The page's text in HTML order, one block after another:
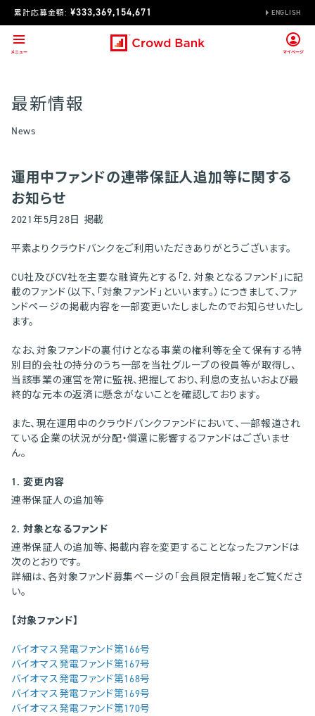
累計応募金額: ¥333,369,154,671 ENGLISH
最新情報
News
運用中ファンドの連帯保証人追加等に関する
お知らせ
2021年5月28日 掲載
平素よりクラウドバンクをご利用いただきありがとうございます。
CU社及びCV社を主要な融資先とする「2. 対象となるファンド」に記
載のファンド（以下、「対象ファンド」といいます。）につきまして、ファ
ンドページの掲載内容を一部変更いたしましたのでお知らせいたし
ます。
なお、対象ファンドの裏付けとなる事業の権利等を全て保有する特
別目的会社の持分のうち一部を当社グループの役員等が取得し、
当該事業の運営を常に監視、把握しており、利息の支払いおよび最
終的な元本の返済に懸念がないことを確認しております。
また、現在運用中のクラウドバンクファンドにおいて、一部報道され
ている企業の状況が分配・償還に影響するファンドはございませ
ん。
1. 変更内容
連帯保証人の追加等
2. 対象となるファンド
連帯保証人の追加等、掲載内容を変更することとなったファンドは
次のとおりです。
詳細は、各対象ファンド募集ページの「会員限定情報」をご覧くださ
い。
【対象ファンド】
バイオマス発電ファンド第166号
バイオマス発電ファンド第167号
バイオマス発電ファンド第168号
バイオマス発電ファンド第169号
バイオマス発電ファンド第170号